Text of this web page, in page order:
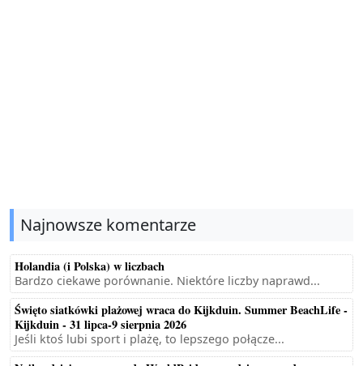
Najnowsze komentarze
Holandia (i Polska) w liczbach
Bardzo ciekawe porównanie. Niektóre liczby naprawd...
Święto siatkówki plażowej wraca do Kijkduin. Summer BeachLife -
Kijkduin - 31 lipca-9 sierpnia 2026
Jeśli ktoś lubi sport i plażę, to lepszego połącze...